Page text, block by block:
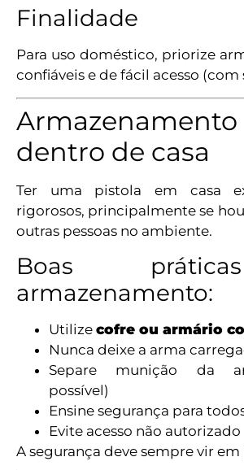
Finalidade
Para uso doméstico, priorize
confiáveis e de fácil acesso (com
dentro de casa
Ter uma pistola em casa
rigorosos, principalmente se
outras pessoas no ambiente.
Boas
armazenamento:
Utilize cofre ou armário
Nunca deixe a arma
Separe munição da
possível)
Ensine segurança para
Evite acesso não autorizado
A segurança deve sempre vir